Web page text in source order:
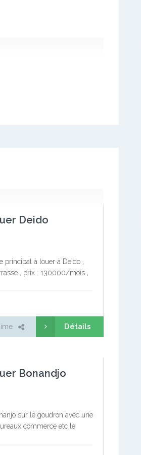
Deido
principal à louer à Deido ,
, prix : 130000/mois ,
Détails
Bonandjo
sur le goudron avec une
commerce etc le